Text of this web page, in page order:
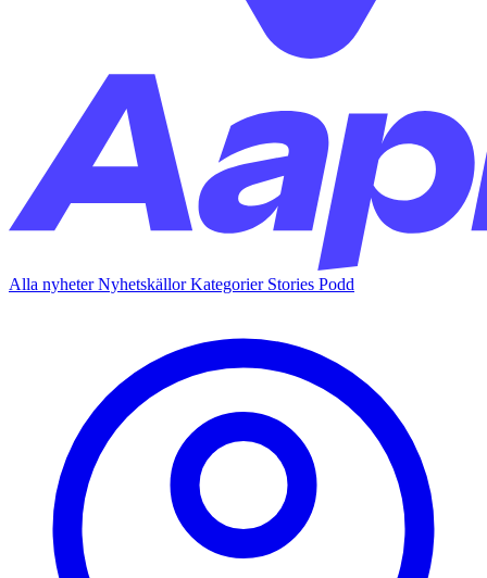
Alla nyheterNyhetskällorKategorier Stories Podd